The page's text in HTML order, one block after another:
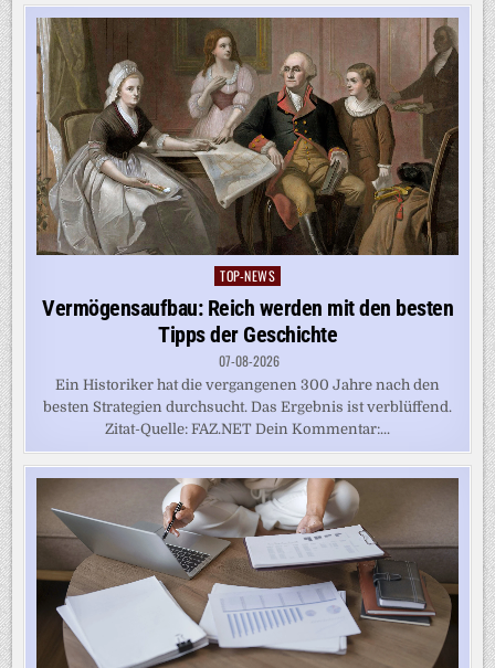
Posted
in
TOP-NEWS
Vermögensaufbau: Reich werden mit den besten
Tipps der Geschichte
07-08-2026
Ein Historiker hat die vergangenen 300 Jahre nach den
besten Strategien durchsucht. Das Ergebnis ist verblüffend.
Zitat-Quelle: FAZ.NET Dein Kommentar:...